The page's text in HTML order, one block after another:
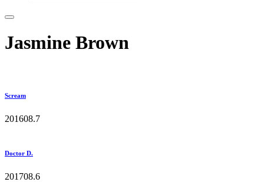
Jasmine Brown
Scream
201608.7
Doctor D.
201708.6